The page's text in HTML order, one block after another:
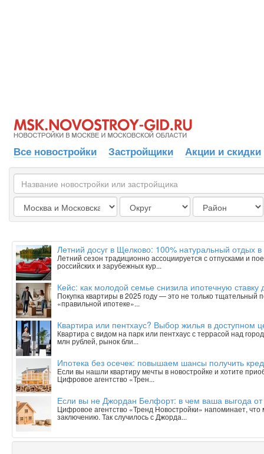
Все новостройки Застройщики Акции и скидки
Летний досуг в Щелково: 100% натуральный отдых в
Летний сезон традиционно ассоциируется с отпусками и
российских и зарубежных кур...
Кейс: как молодой семье снизила ипотечную
Покупка квартиры в 2025 году — это не только тщательный
«правильной ипотеке»...
Квартира или пентхаус? Выбор жилья в доступном
Квартира с видом на парк или пентхаус с террасой над
млн рублей, рынок бли...
Ипотека без осечек: повышаем шансы получить
Если вы нашли квартиру мечты в новостройке и хотите
Цифровое агентство «Трен...
Если вы не Джордан Белфорт: в чем ваша выгода от
Цифровое агентство «Тренд Новостройки» напоминает,
заключению. Так случилось с Джорда...